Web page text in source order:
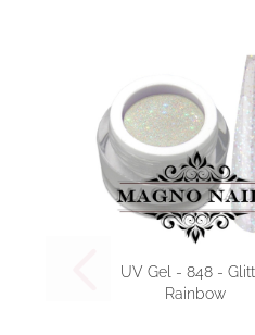
UV Gel - 848 -
Rainbow